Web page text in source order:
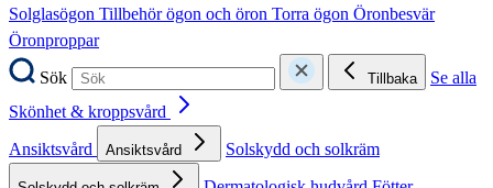
Solglasögon Tillbehör ögon och öron Torra ögon Öronbesvär
Öronproppar
Sök
Tillbaka
Se alla
Skönhet & kroppsvård
Ansiktsvård
Ansiktsvård Solskydd och solkräm